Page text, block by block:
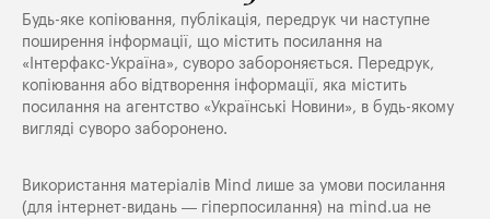
Будь-яке копiювання, публiкацiя, передрук чи наступне
поширення iнформацiї, що мiстить посилання на
«Iнтерфакс-Україна», суворо забороняється. Передрук,
копіювання або відтворення інформації, яка містить
посилання на агентство «Українські Новини», в будь-якому
вигляді суворо заборонено.
Використання матеріалів Mind лише за умови посилання
(для інтернет-видань — гіперпосилання) на mind.ua не